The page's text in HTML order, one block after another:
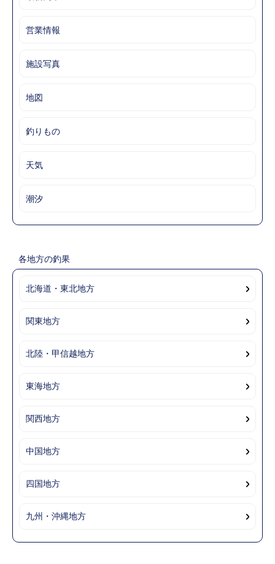
営業情報
施設写真
地図
釣りもの
天気
潮汐
各地方の釣果
北海道・東北地方
関東地方
北陸・甲信越地方
東海地方
関西地方
中国地方
四国地方
九州・沖縄地方